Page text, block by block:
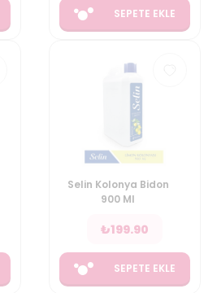
SEPETE EKLE
Selin Kolonya Bidon
900 Ml
₺199.90
SEPETE EKLE